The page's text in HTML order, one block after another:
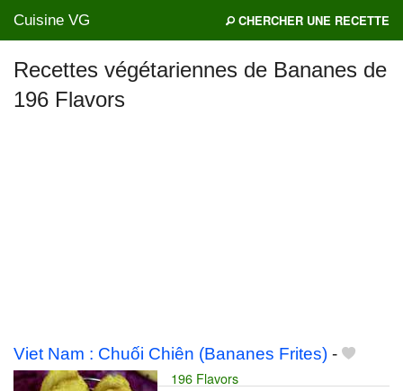
Cuisine VG CHERCHER UNE RECETTE
Recettes végétariennes de Bananes de
196 Flavors
Viet Nam : Chuối Chiên (Bananes Frites) -
196 Flavors